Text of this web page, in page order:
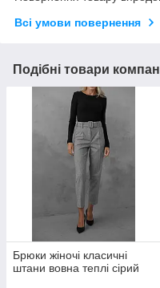
Всі умови повернення
Подібні товари
Брюки жіночі класичні
штани вовна теплі сірий